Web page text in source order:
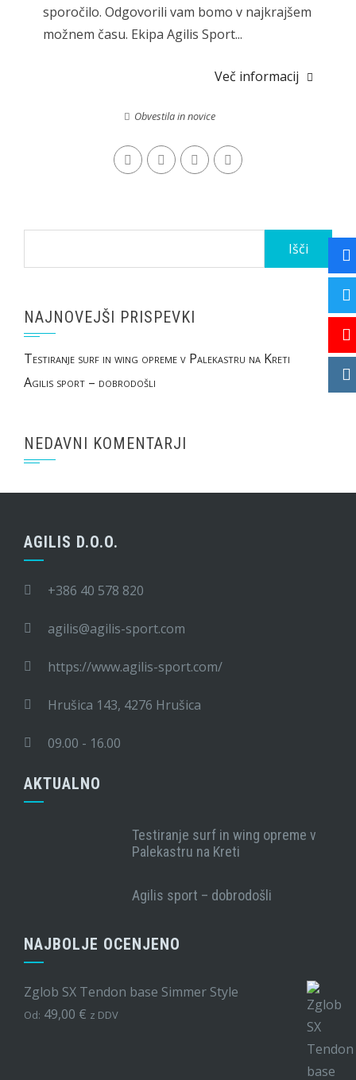
sporočilo. Odgovorili vam bomo v najkrajšem
možnem času. Ekipa Agilis Sport...
Več informacij
Obvestila in novice
NAJNOVEJŠI PRISPEVKI
Testiranje surf in wing opreme v Palekastru na Kreti
Agilis sport – dobrodošli
NEDAVNI KOMENTARJI
AGILIS D.O.O.
+386 40 578 820
agilis@agilis-sport.com
https://www.agilis-sport.com/
Hrušica 143, 4276 Hrušica
09.00 - 16.00
AKTUALNO
Testiranje surf in wing opreme v
Palekastru na Kreti
Agilis sport – dobrodošli
NAJBOLJE OCENJENO
Zglob SX Tendon base Simmer Style
Od: 49,00 € z DDV